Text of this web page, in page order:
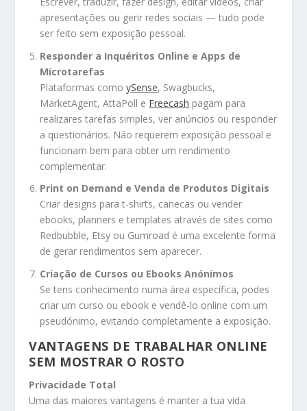
apresentações ou gerir redes sociais — tudo pode
ser feito sem exposição pessoal.
Responder a Inquéritos Online e Apps de
Microtarefas
Plataformas comoySense, Swagbucks,
MarketAgent, AttaPoll e Freecash pagam para
realizares tarefas simples, ver anúncios ou responder
a questionários. Não requerem exposição pessoal e
funcionam bem para obter um rendimento
complementar.
Print on Demand e Venda de Produtos Digitais
Criar designs para t-shirts, canecas ou vender
ebooks, planners e templates através de sites como
Redbubble, Etsy ou Gumroad é uma excelente forma
de gerar rendimentos sem aparecer.
Criação de Cursos ou Ebooks Anónimos
Se tens conhecimento numa área específica, podes
criar um curso ou ebook e vendê-lo online com um
pseudónimo, evitando completamente a exposição.
VANTAGENS DE TRABALHAR ONLINE
SEM MOSTRAR O ROSTO
Privacidade Total
Uma das maiores vantagens é manter a tua vida